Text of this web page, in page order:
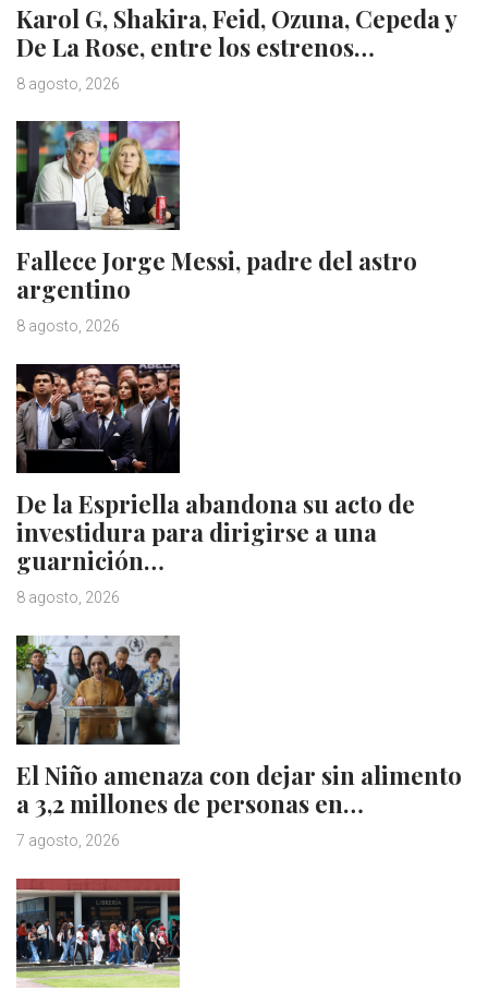
Karol G, Shakira, Feid, Ozuna, Cepeda y
De La Rose, entre los estrenos…
8 agosto, 2026
Fallece Jorge Messi, padre del astro
argentino
8 agosto, 2026
De la Espriella abandona su acto de
investidura para dirigirse a una
guarnición…
8 agosto, 2026
El Niño amenaza con dejar sin alimento
a 3,2 millones de personas en…
7 agosto, 2026